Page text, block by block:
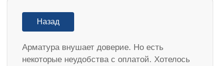
Назад
Арматура внушает доверие. Но есть
некоторые неудобства с оплатой. Хотелось